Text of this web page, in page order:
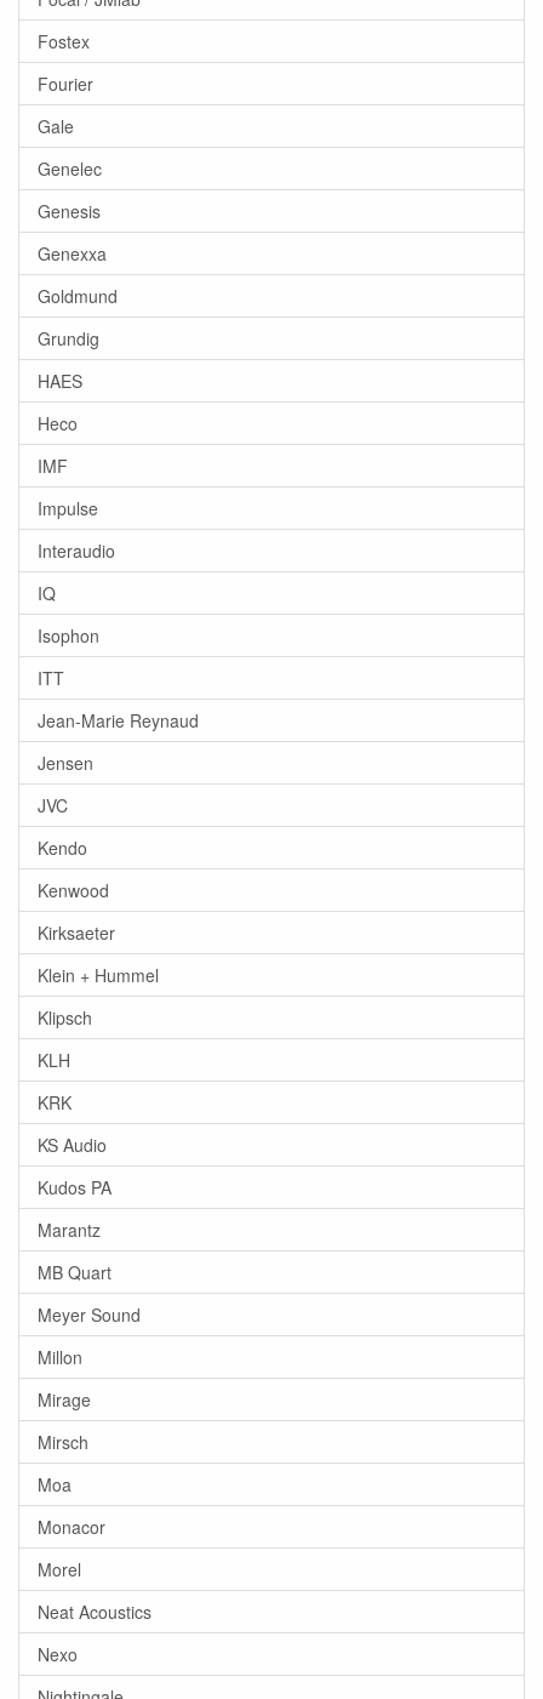
Fostex
Fourier
Gale
Genelec
Genesis
Genexxa
Goldmund
Grundig
HAES
Heco
IMF
Impulse
Interaudio
IQ
Isophon
ITT
Jean-Marie Reynaud
Jensen
JVC
Kendo
Kenwood
Kirksaeter
Klein + Hummel
Klipsch
KLH
KRK
KS Audio
Kudos PA
Marantz
MB Quart
Meyer Sound
Millon
Mirage
Mirsch
Moa
Monacor
Morel
Neat Acoustics
Nexo